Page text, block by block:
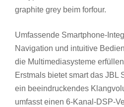
graphite grey beim forfour.
Umfassende Smartphone-
Navigation und intuitive
die Multimediasysteme
Erstmals bietet smart das JBL
ein beeindruckendes
umfasst einen 6-Kanal-DSP-